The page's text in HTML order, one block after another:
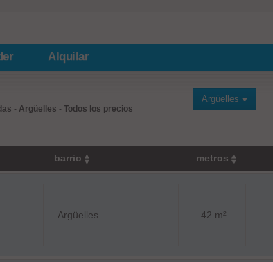
Alquilar
- Argüelles - Todos los precios
Argüelles
barrio metros
Argüelles 42 m²